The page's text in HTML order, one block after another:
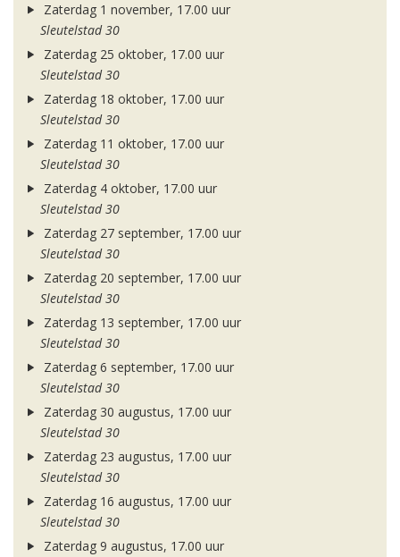
Zaterdag 1 november, 17.00 uur
Sleutelstad 30
Zaterdag 25 oktober, 17.00 uur
Sleutelstad 30
Zaterdag 18 oktober, 17.00 uur
Sleutelstad 30
Zaterdag 11 oktober, 17.00 uur
Sleutelstad 30
Zaterdag 4 oktober, 17.00 uur
Sleutelstad 30
Zaterdag 27 september, 17.00 uur
Sleutelstad 30
Zaterdag 20 september, 17.00 uur
Sleutelstad 30
Zaterdag 13 september, 17.00 uur
Sleutelstad 30
Zaterdag 6 september, 17.00 uur
Sleutelstad 30
Zaterdag 30 augustus, 17.00 uur
Sleutelstad 30
Zaterdag 23 augustus, 17.00 uur
Sleutelstad 30
Zaterdag 16 augustus, 17.00 uur
Sleutelstad 30
Zaterdag 9 augustus, 17.00 uur